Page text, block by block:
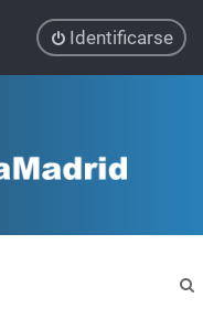
Identificarse